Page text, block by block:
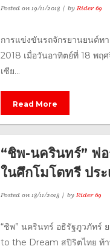
Posted on19/11/2018 byRider 69
การแข่งขันรถจักรยานยนต์ท
2018 เมื่อวันอาทิตย์ที่ 18 พฤ
เซีย...
Read More
“ชิพ-นครินทร์” ฟ
ในศึกโมโตทรี ประ
Posted on18/11/2018 byRider 69
“ชิพ” นครินทร์ อธิรัฐภูวภัทร์
to the Dream สปิริตไทย ท้า